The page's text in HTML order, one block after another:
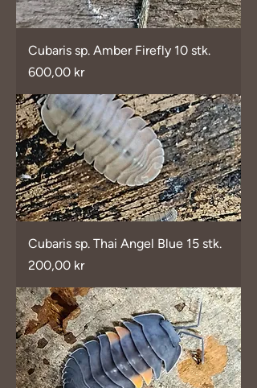
Cubaris sp. Amber Firefly 10 stk.
Pris
600,00 kr
Cubaris sp. Thai Angel Blue 15 stk.
Pris
200,00 kr